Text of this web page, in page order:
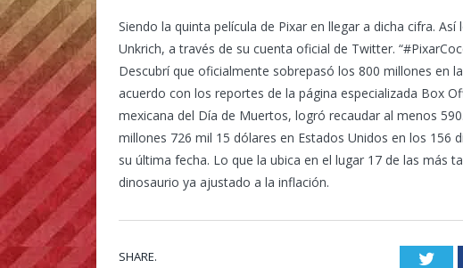
Siendo la quinta película de Pixar en llegar a dicha cifra.
Unkrich, a través de su cuenta oficial de Twitter.
Descubrí que oficialmente sobrepasó los 800 millones en
acuerdo con los repor­tes de la página especializada Box
mexicana del Día de Muertos, logró recaudar al menos
millones 726 mil 15 dólares en Estados Unidos en los 156
su última fecha. Lo que la ubica en el lugar 17 de las más
dinosaurio ya ajustado a la inflación.
SHARE.